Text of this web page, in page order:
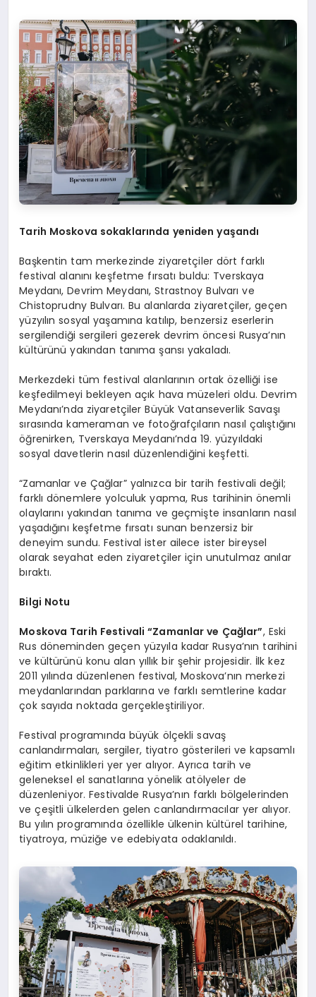
Tarih Moskova sokaklarında yeniden yaşandı
Başkentin tam merkezinde ziyaretçiler dört farklı
festival alanını keşfetme fırsatı buldu: Tverskaya
Meydanı, Devrim Meydanı, Strastnoy Bulvarı ve
Chistoprudny Bulvarı. Bu alanlarda ziyaretçiler, geçen
yüzyılın sosyal yaşamına katılıp, benzersiz eserlerin
sergilendiği sergileri gezerek devrim öncesi Rusya’nın
kültürünü yakından tanıma şansı yakaladı.
Merkezdeki tüm festival alanlarının ortak özelliği ise
keşfedilmeyi bekleyen açık hava müzeleri oldu. Devrim
Meydanı’nda ziyaretçiler Büyük Vatanseverlik Savaşı
sırasında kameraman ve fotoğrafçıların nasıl çalıştığını
öğrenirken, Tverskaya Meydanı’nda 19. yüzyıldaki
sosyal davetlerin nasıl düzenlendiğini keşfetti.
“Zamanlar ve Çağlar” yalnızca bir tarih festivali değil;
farklı dönemlere yolculuk yapma, Rus tarihinin önemli
olaylarını yakından tanıma ve geçmişte insanların nasıl
yaşadığını keşfetme fırsatı sunan benzersiz bir
deneyim sundu. Festival ister ailece ister bireysel
olarak seyahat eden ziyaretçiler için unutulmaz anılar
bıraktı.
Bilgi Notu
Moskova Tarih Festivali “Zamanlar ve Çağlar”, Eski
Rus döneminden geçen yüzyıla kadar Rusya’nın tarihini
ve kültürünü konu alan yıllık bir şehir projesidir. İlk kez
2011 yılında düzenlenen festival, Moskova’nın merkezi
meydanlarından parklarına ve farklı semtlerine kadar
çok sayıda noktada gerçekleştiriliyor.
Festival programında büyük ölçekli savaş
canlandırmaları, sergiler, tiyatro gösterileri ve kapsamlı
eğitim etkinlikleri yer yer alıyor. Ayrıca tarih ve
geleneksel el sanatlarına yönelik atölyeler de
düzenleniyor. Festivalde Rusya’nın farklı bölgelerinden
ve çeşitli ülkelerden gelen canlandırmacılar yer alıyor.
Bu yılın programında özellikle ülkenin kültürel tarihine,
tiyatroya, müziğe ve edebiyata odaklanıldı.